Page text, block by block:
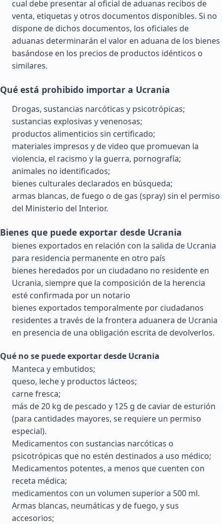
cual debe presentar al oficial de aduanas recibos de
venta, etiquetas y otros documentos disponibles. Si no
dispone de dichos documentos, los oficiales de
aduanas determinarán el valor en aduana de los bienes
basándose en los precios de productos idénticos o
similares.
Qué está prohibido importar a Ucrania
Drogas, sustancias narcóticas y psicotrópicas;
sustancias explosivas y venenosas;
productos alimenticios sin certificado;
materiales impresos y de video que promuevan la
violencia, el racismo y la guerra, pornografía;
animales no identificados;
bienes culturales declarados en búsqueda;
armas blancas, de fuego o de gas (spray) sin el permiso
del Ministerio del Interior.
Bienes que puede exportar desde Ucrania
bienes exportados en relación con la salida de Ucrania
para residencia permanente en otro país
bienes heredados por un ciudadano no residente en
Ucrania, siempre que la composición de la herencia
esté confirmada por un notario
bienes exportados temporalmente por ciudadanos
residentes a través de la frontera aduanera de Ucrania
en presencia de una obligación escrita de devolverlos.
Qué no se puede exportar desde Ucrania
Manteca y embutidos;
queso, leche y productos lácteos;
carne fresca;
más de 20 kg de pescado y 125 g de caviar de esturión
(para cantidades mayores, se requiere un permiso
especial).
Medicamentos con sustancias narcóticas o
psicotrópicas que no estén destinados a uso médico;
Medicamentos potentes, a menos que cuenten con
receta médica;
medicamentos con un volumen superior a 500 ml.
Armas blancas, neumáticas y de fuego, y sus
accesorios;